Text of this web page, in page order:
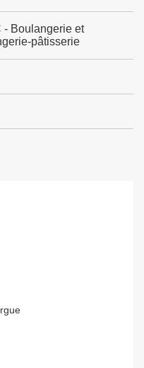
- Boulangerie et
pâtisserie